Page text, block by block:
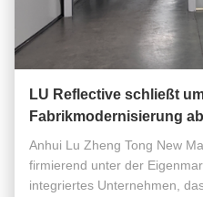
LU Reflective schließt
Fabrikmodernisierung ab
Anhui Lu Zheng Tong New
firmierend unter der
integriertes Unternehmen,